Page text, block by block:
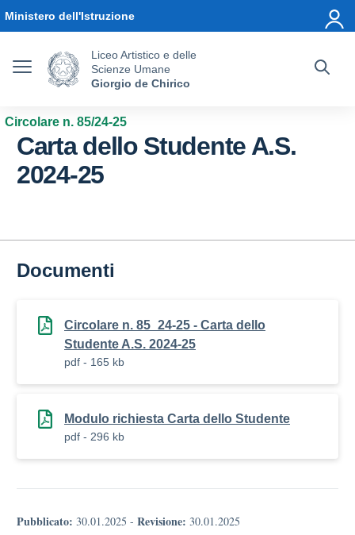
Ministero dell'Istruzione
Liceo Artistico e delle
Scienze Umane
Giorgio de Chirico
Circolare n. 85/24-25
Carta dello Studente A.S.
2024-25
Documenti
Circolare n. 85_24-25 - Carta dello
Studente A.S. 2024-25
pdf - 165 kb
Modulo richiesta Carta dello Studente
pdf - 296 kb
Pubblicato: 30.01.2025 - Revisione: 30.01.2025